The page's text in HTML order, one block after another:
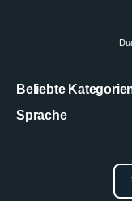
Beliebte
Sprache